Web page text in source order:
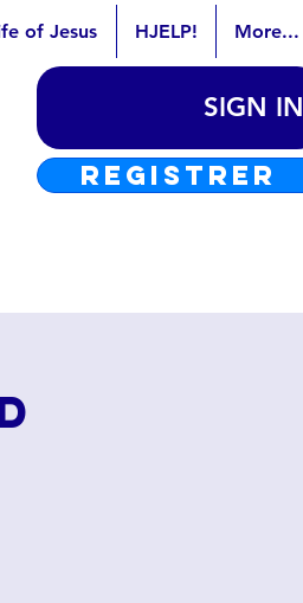
of Jesus HJELP! More...
SIGN IN
REGISTRER